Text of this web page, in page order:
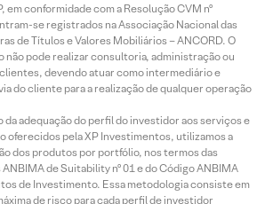
em conformidade com a Resolução CVM nº
se registrados na Associação Nacional das
de Títulos e Valores Mobiliários – ANCORD. O
não pode realizar consultoria, administração ou
devendo atuar como intermediário e
do cliente para a realização de qualquer operação
da adequação do perfil do investidor aos serviços e
oferecidos pela XP Investimentos, utilizamos a
dos produtos por portfólio, nos termos das
de Suitability nº 01 e do Código ANBIMA
de Investimento. Essa metodologia consiste em
de risco para cada perfil de investidor